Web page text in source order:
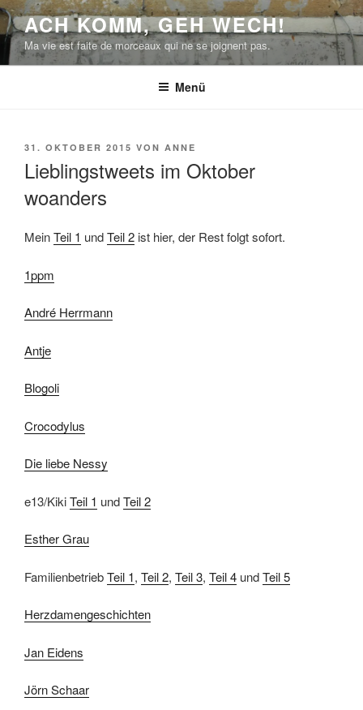
Zum
Inhalt
springen
ACH KOMM, GEH WECH!
Ma vie est faite de morceaux qui ne se joignent pas.
Menü
VERÖFFENTLICHT
31. OKTOBER 2015 VON ANNE
Lieblingstweets im Oktober
woanders
MeinTeil 1 undTeil 2 ist hier, der Rest folgt sofort.
1ppm
André Herrmann
Antje
Blogoli
Crocodylus
Die liebe Nessy
e13/KikiTeil 1 undTeil 2
Esther Grau
FamilienbetriebTeil 1, Teil 2, Teil 3, Teil 4 undTeil 5
Herzdamengeschichten
Jan Eidens
Jörn Schaar